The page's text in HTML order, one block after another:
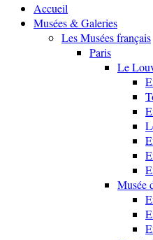
Accueil
Musées & Galeries
Les Musées français
Paris
Le
Musée